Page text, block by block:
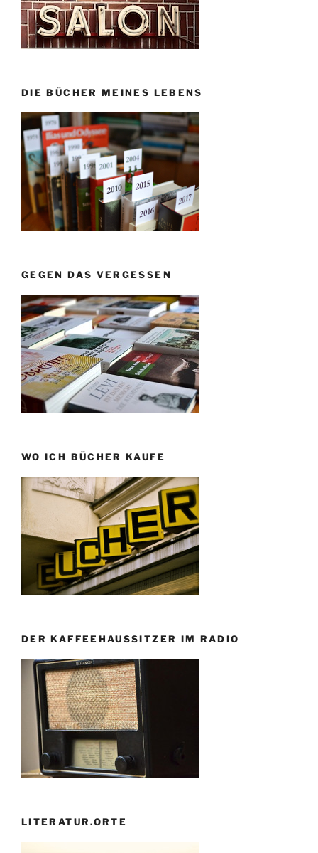
DIE BÜCHER MEINES LEBENS
GEGEN DAS VERGESSEN
WO ICH BÜCHER KAUFE
DER KAFFEEHAUSSITZER IM RADIO
LITERATUR.ORTE